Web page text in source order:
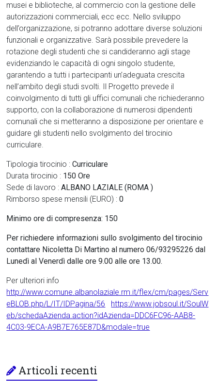
musei e biblioteche, al commercio con la gestione delle
autorizzazioni commerciali, ecc ecc. Nello sviluppo
dell’organizzazione, si potranno adottare diverse soluzioni
funzionali e organizzative. Sarà possibile prevedere la
rotazione degli studenti che si candideranno agli stage
evidenziando le capacità di ogni singolo studente,
garantendo a tutti i partecipanti un’adeguata crescita
nell’ambito degli studi svolti. Il Progetto prevede il
coinvolgimento di tutti gli uffici comunali che richiederanno
supporto, con la collaborazione di numerosi dipendenti
comunali che si metteranno a disposizione per orientare e
guidare gli studenti nello svolgimento del tirocinio
curriculare.
Tipologia tirocinio :Curriculare
Durata tirocinio : 150 Ore
Sede di lavoro :ALBANO LAZIALE (ROMA )
Rimborso spese mensili (EURO) :0
Minimo ore di compresenza: 150
Per richiedere informazioni sullo svolgimento del tirocinio
contattare Nicoletta Di Martino al numero 06/93295226 dal
Lunedì al Venerdì dalle ore 9.00 alle ore 13.00.
Per ulteriori info
http://www.comune.albanolaziale.rm.it/flex/cm/pages/Serv
eBLOB.php/L/IT/IDPagina/56
https://www.jobsoul.it/SoulW
eb/schedaAzienda.action?idAzienda=DDC6FC96-AAB8-
4C03-9ECA-A9B7E765E87D&modale=true
Articoli recenti